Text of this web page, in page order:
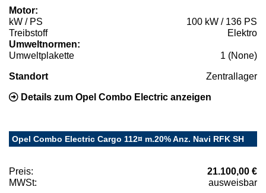
Motor:
kW / PS
100 kW / 136 PS
Treibstoff
Elektro
Umweltnormen:
Umweltplakette
1 (None)
Standort Zentrallager
Details zum Opel Combo Electric anzeigen
Opel Combo Electric Cargo 112¤ m.20% Anz. Navi RFK SH
Preis:
21.100,00 €
MWSt:
ausweisbar